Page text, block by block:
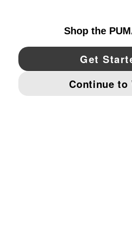
YouTube Twitter Pinterest